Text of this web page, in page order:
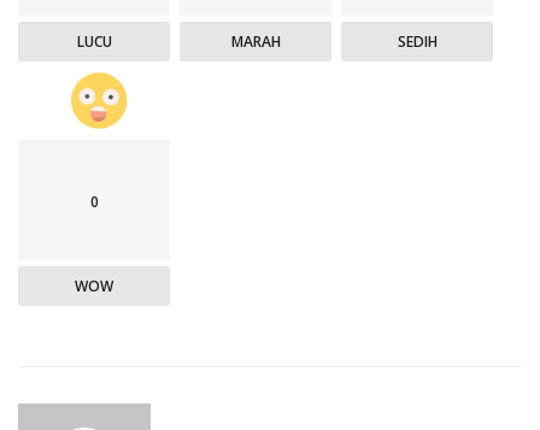
LUCU MARAH SEDIH
0
WOW